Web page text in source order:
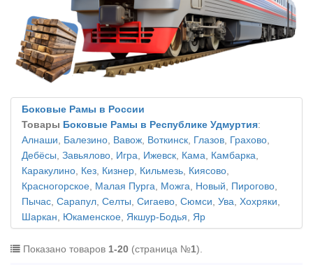
Боковые Рамы в России
Товары Боковые Рамы в Республике Удмуртия:
Алнаши, Балезино, Вавож, Воткинск, Глазов, Грахово,
Дебёсы, Завьялово, Игра, Ижевск, Кама, Камбарка,
Каракулино, Кез, Кизнер, Кильмезь, Киясово,
Красногорское, Малая Пурга, Можга, Новый, Пирогово,
Пычас, Сарапул, Селты, Сигаево, Сюмси, Ува, Хохряки,
Шаркан, Юкаменское, Якшур-Бодья, Яр
Показано товаров 1-20 (страница №1).